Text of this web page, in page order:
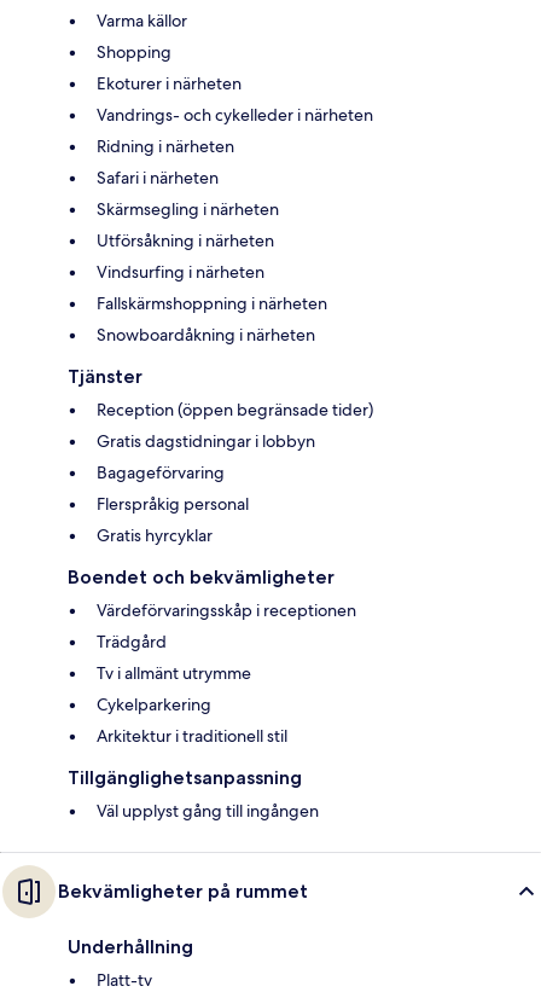
Varma källor
Shopping
Ekoturer i närheten
Vandrings- och cykelleder i närheten
Ridning i närheten
Safari i närheten
Skärmsegling i närheten
Utförsåkning i närheten
Vindsurfing i närheten
Fallskärmshoppning i närheten
Snowboardåkning i närheten
Tjänster
Reception (öppen begränsade tider)
Gratis dagstidningar i lobbyn
Bagageförvaring
Flerspråkig personal
Gratis hyrcyklar
Boendet och bekvämligheter
Värdeförvaringsskåp i receptionen
Trädgård
Tv i allmänt utrymme
Cykelparkering
Arkitektur i traditionell stil
Tillgänglighetsanpassning
Väl upplyst gång till ingången
Bekvämligheter på rummet
Underhållning
Platt-tv